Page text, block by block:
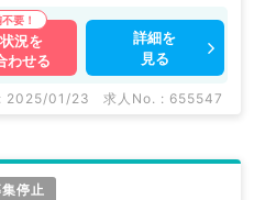
況を
わせる
詳細を
見る
2025/01/23 求人No. : 655547
停止